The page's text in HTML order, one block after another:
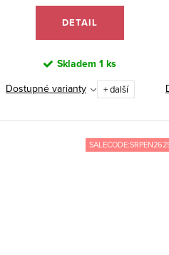
DETAIL
Skladem 1 ks
Dostupné varianty + další